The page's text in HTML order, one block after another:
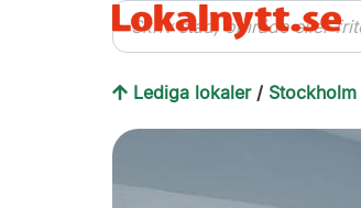
Lediga lokaler / Stockholm